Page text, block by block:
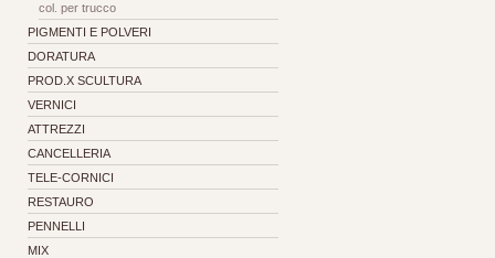
col. per trucco
PIGMENTI E POLVERI
DORATURA
PROD.X SCULTURA
VERNICI
ATTREZZI
CANCELLERIA
TELE-CORNICI
RESTAURO
PENNELLI
MIX